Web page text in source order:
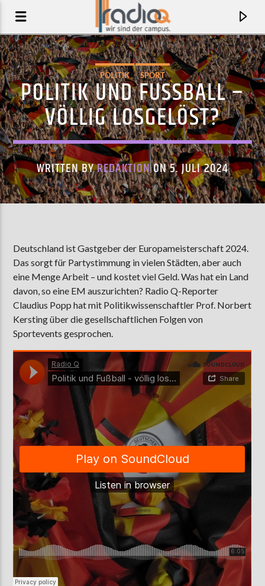
GOING HOME TO A PARTY
JW FRANCIS
AKTUELLE SENDUNG
MOEBIUS
00:00 09:00
ZU HÖREN IN Münster 90,9 MHzSteinfurt103,9 MHz
POLITIK SPORT
POLITIK UND FUSSBALL – V
ÖLLIG LOSGELÖST?
WRITTEN BYREDAKTIONON 5. JULI 2024
Deutschland ist Gastgeber der Europameisterschaft 2024.
Das sorgt für Partystimmung in vielen Städten, aber auch
eine Menge Arbeit – und kostet viel Geld. Was hat ein Land
davon, so eine EM auszurichten? Radio Q-Reporter
Claudius Popp hat mit Politikwissenschaftler Prof. Norbert
Kersting über die gesellschaftlichen Folgen von
Sportevents gesprochen.